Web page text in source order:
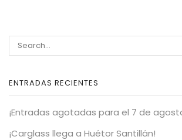
ENTRADAS RECIENTES
¡Entradas agotadas para el 7 de
¡Carglass llega a Huétor Santillán!